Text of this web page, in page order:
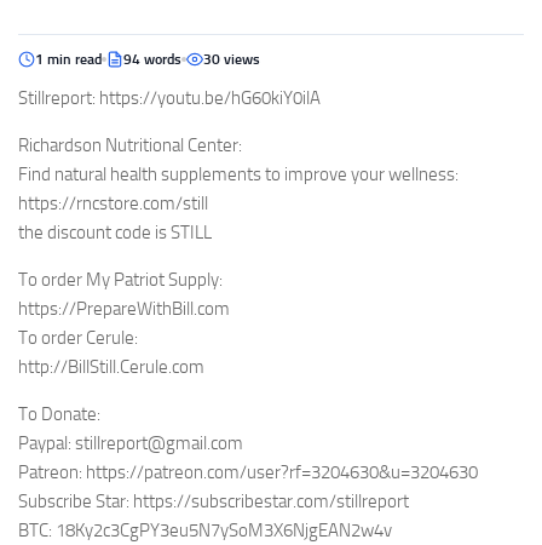
1 min read 94 words 30 views
Stillreport: https://youtu.be/hG60kiY0ilA
Richardson Nutritional Center:
Find natural health supplements to improve your wellness:
https://rncstore.com/still
the discount code is STILL
To order My Patriot Supply:
https://PrepareWithBill.com
To order Cerule:
http://BillStill.Cerule.com
To Donate:
Paypal: stillreport@gmail.com
Patreon: https://patreon.com/user?rf=3204630&u=3204630
Subscribe Star: https://subscribestar.com/stillreport
BTC: 18Ky2c3CgPY3eu5N7ySoM3X6NjgEAN2w4v